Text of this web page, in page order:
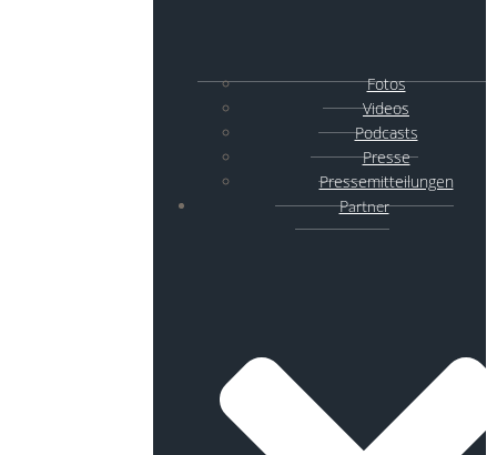
Fotos
Videos
Podcasts
Presse
Pressemitteilungen
Partner